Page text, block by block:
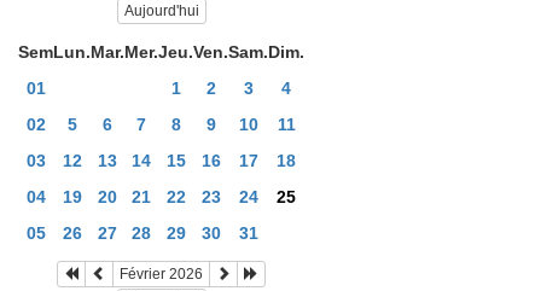
Aujourd'hui
SemLun.Mar.Mer.Jeu.Ven.Sam.Dim.
01
1 2 3
4
02
5 6 7 8 9 10
11
03
12 13 14 15 16 17
18
04
19 20 21 22 23 24
25
05
26 27 28 29 30 31
Février 2026